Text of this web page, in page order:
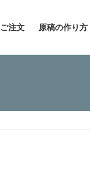
注文 原稿の作り方